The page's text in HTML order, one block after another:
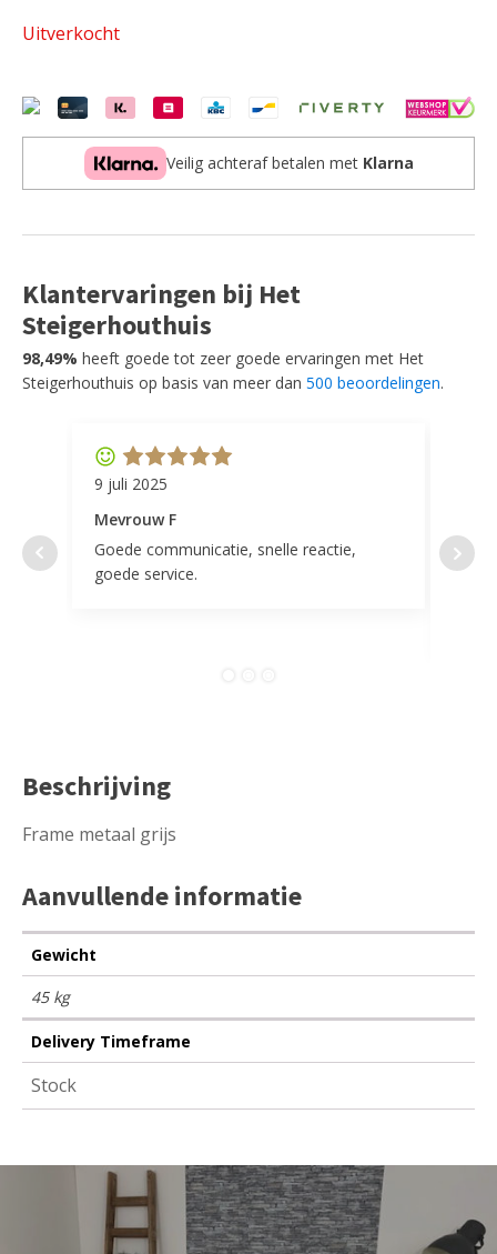
Uitverkocht
Veilig achteraf betalen met Klarna
Klantervaringen bij Het
Steigerhouthuis
98,49% heeft goede tot zeer goede ervaringen met Het
Steigerhouthuis op basis van meer dan 500 beoordelingen.
9 juli 2025
Mevrouw F
Goede communicatie, snelle reactie,
goede service.
door
Beschrijving
Frame metaal grijs
Aanvullende informatie
Gewicht
45 kg
Delivery Timeframe
Stock